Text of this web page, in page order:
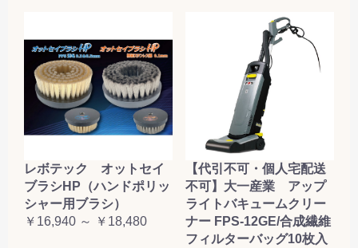
レボテック オットセイ
ブラシHP（ハンドポリッ
シャー用ブラシ）
￥16,940 ～ ￥18,480
【代引不可・個人宅配送
不可】大一産業 アップ
ライトバキュームクリー
ナー FPS-12GE/合成繊維
フィルターバッグ10枚入